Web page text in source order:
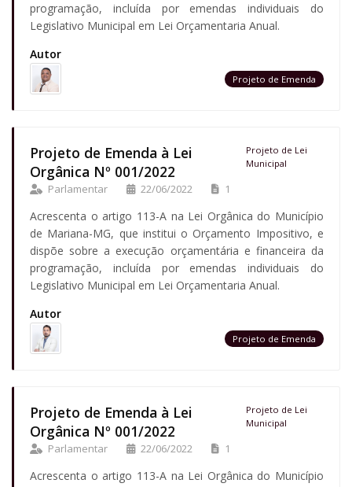
programação, incluída por emendas individuais do
Legislativo Municipal em Lei Orçamentaria Anual.
Autor
Projeto de Emenda
Projeto de Emenda à Lei
Orgânica Nº 001/2022
Projeto de Lei
Municipal
Parlamentar 22/06/2022 1
Acrescenta o artigo 113-A na Lei Orgânica do Município
de Mariana-MG, que institui o Orçamento Impositivo, e
dispõe sobre a execução orçamentária e financeira da
programação, incluída por emendas individuais do
Legislativo Municipal em Lei Orçamentaria Anual.
Autor
Projeto de Emenda
Projeto de Emenda à Lei
Orgânica Nº 001/2022
Projeto de Lei
Municipal
Parlamentar 22/06/2022 1
Acrescenta o artigo 113-A na Lei Orgânica do Município